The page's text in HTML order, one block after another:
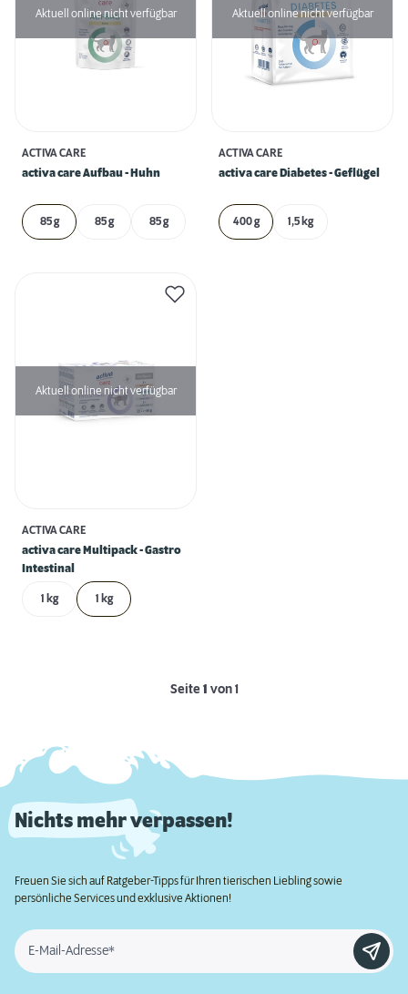
Aktuell online nicht verfügbar
ACTIVA CARE
activa care Aufbau - Huhn
85 g 85 g 85 g
Aktuell online nicht verfügbar
ACTIVA CARE
activa care Diabetes - Geflügel
400 g 1,5 kg
Aktuell online nicht verfügbar
ACTIVA CARE
activa care Multipack - Gastro
Intestinal
1 kg 1 kg
Seite1 von 1
Nichts mehr verpassen!
Freuen Sie sich auf Ratgeber-Tipps für Ihren tierischen Liebling sowie
persönliche Services und exklusive Aktionen!
E-Mail-Adresse*